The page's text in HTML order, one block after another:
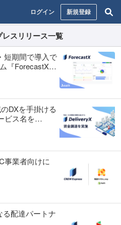
ログイン 新規登録
レスリリース一覧
短期間で導入で
『ForecastX』
DXを手掛ける
ビス名を
事業者向けに
配達パートナ